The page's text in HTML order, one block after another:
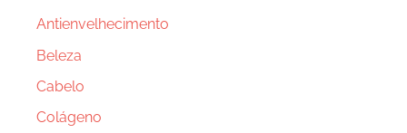
Antienvelhecimento
Beleza
Cabelo
Colágeno